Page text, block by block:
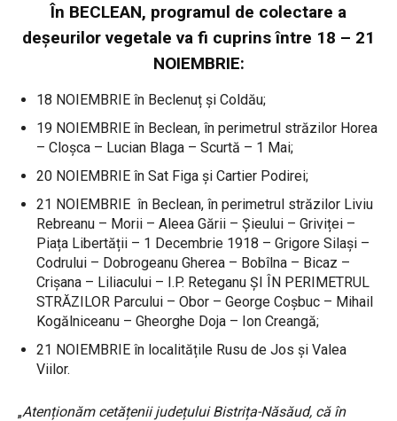
În BECLEAN, programul de colectare a
deșeurilor vegetale va fi cuprins între 18 – 21
NOIEMBRIE:
18 NOIEMBRIE în Beclenuț și Coldău;
19 NOIEMBRIE în Beclean, în perimetrul străzilor Horea
– Cloșca – Lucian Blaga – Scurtă – 1 Mai;
20 NOIEMBRIE în Sat Figa și Cartier Podirei;
21 NOIEMBRIE în Beclean, în perimetrul străzilor Liviu
Rebreanu – Morii – Aleea Gării – Șieului – Griviței –
Piața Libertății – 1 Decembrie 1918 – Grigore Silași –
Codrului – Dobrogeanu Gherea – Bobîlna – Bicaz –
Crișana – Liliacului – I.P. Reteganu ȘI ÎN PERIMETRUL
STRĂZILOR Parcului – Obor – George Coșbuc – Mihail
Kogălniceanu – Gheorghe Doja – Ion Creangă;
21 NOIEMBRIE în localitățile Rusu de Jos și Valea
Viilor.
„Atenționăm cetățenii județului Bistrița-Năsăud, că în